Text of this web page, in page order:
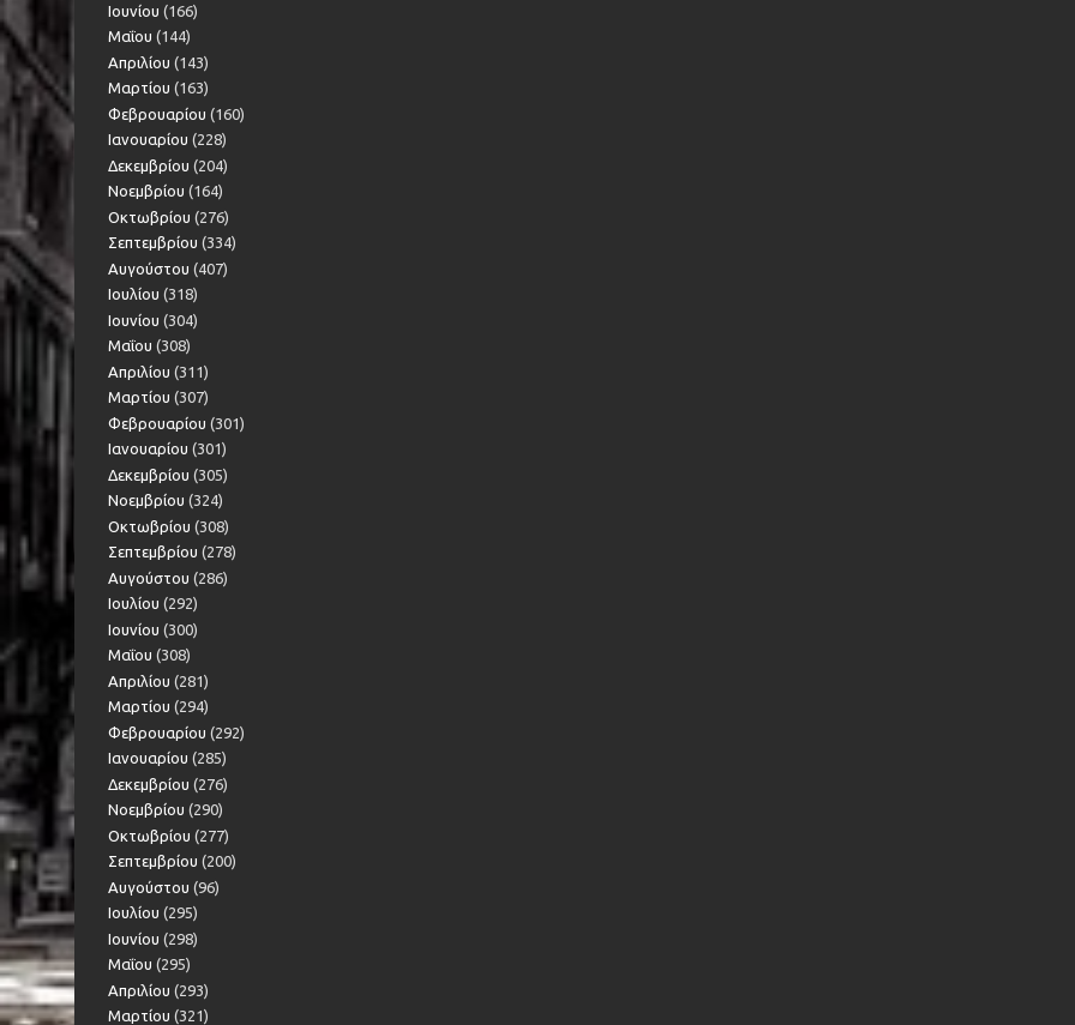
Ιουνίου (166)
Μαΐου (144)
Απριλίου (143)
Μαρτίου (163)
Φεβρουαρίου (160)
Ιανουαρίου (228)
Δεκεμβρίου (204)
Νοεμβρίου (164)
Οκτωβρίου (276)
Σεπτεμβρίου (334)
Αυγούστου (407)
Ιουλίου (318)
Ιουνίου (304)
Μαΐου (308)
Απριλίου (311)
Μαρτίου (307)
Φεβρουαρίου (301)
Ιανουαρίου (301)
Δεκεμβρίου (305)
Νοεμβρίου (324)
Οκτωβρίου (308)
Σεπτεμβρίου (278)
Αυγούστου (286)
Ιουλίου (292)
Ιουνίου (300)
Μαΐου (308)
Απριλίου (281)
Μαρτίου (294)
Φεβρουαρίου (292)
Ιανουαρίου (285)
Δεκεμβρίου (276)
Νοεμβρίου (290)
Οκτωβρίου (277)
Σεπτεμβρίου (200)
Αυγούστου (96)
Ιουλίου (295)
Ιουνίου (298)
Μαΐου (295)
Απριλίου (293)
Μαρτίου (321)